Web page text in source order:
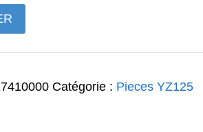
est :
137,97€.
Catégorie : Pieces YZ125